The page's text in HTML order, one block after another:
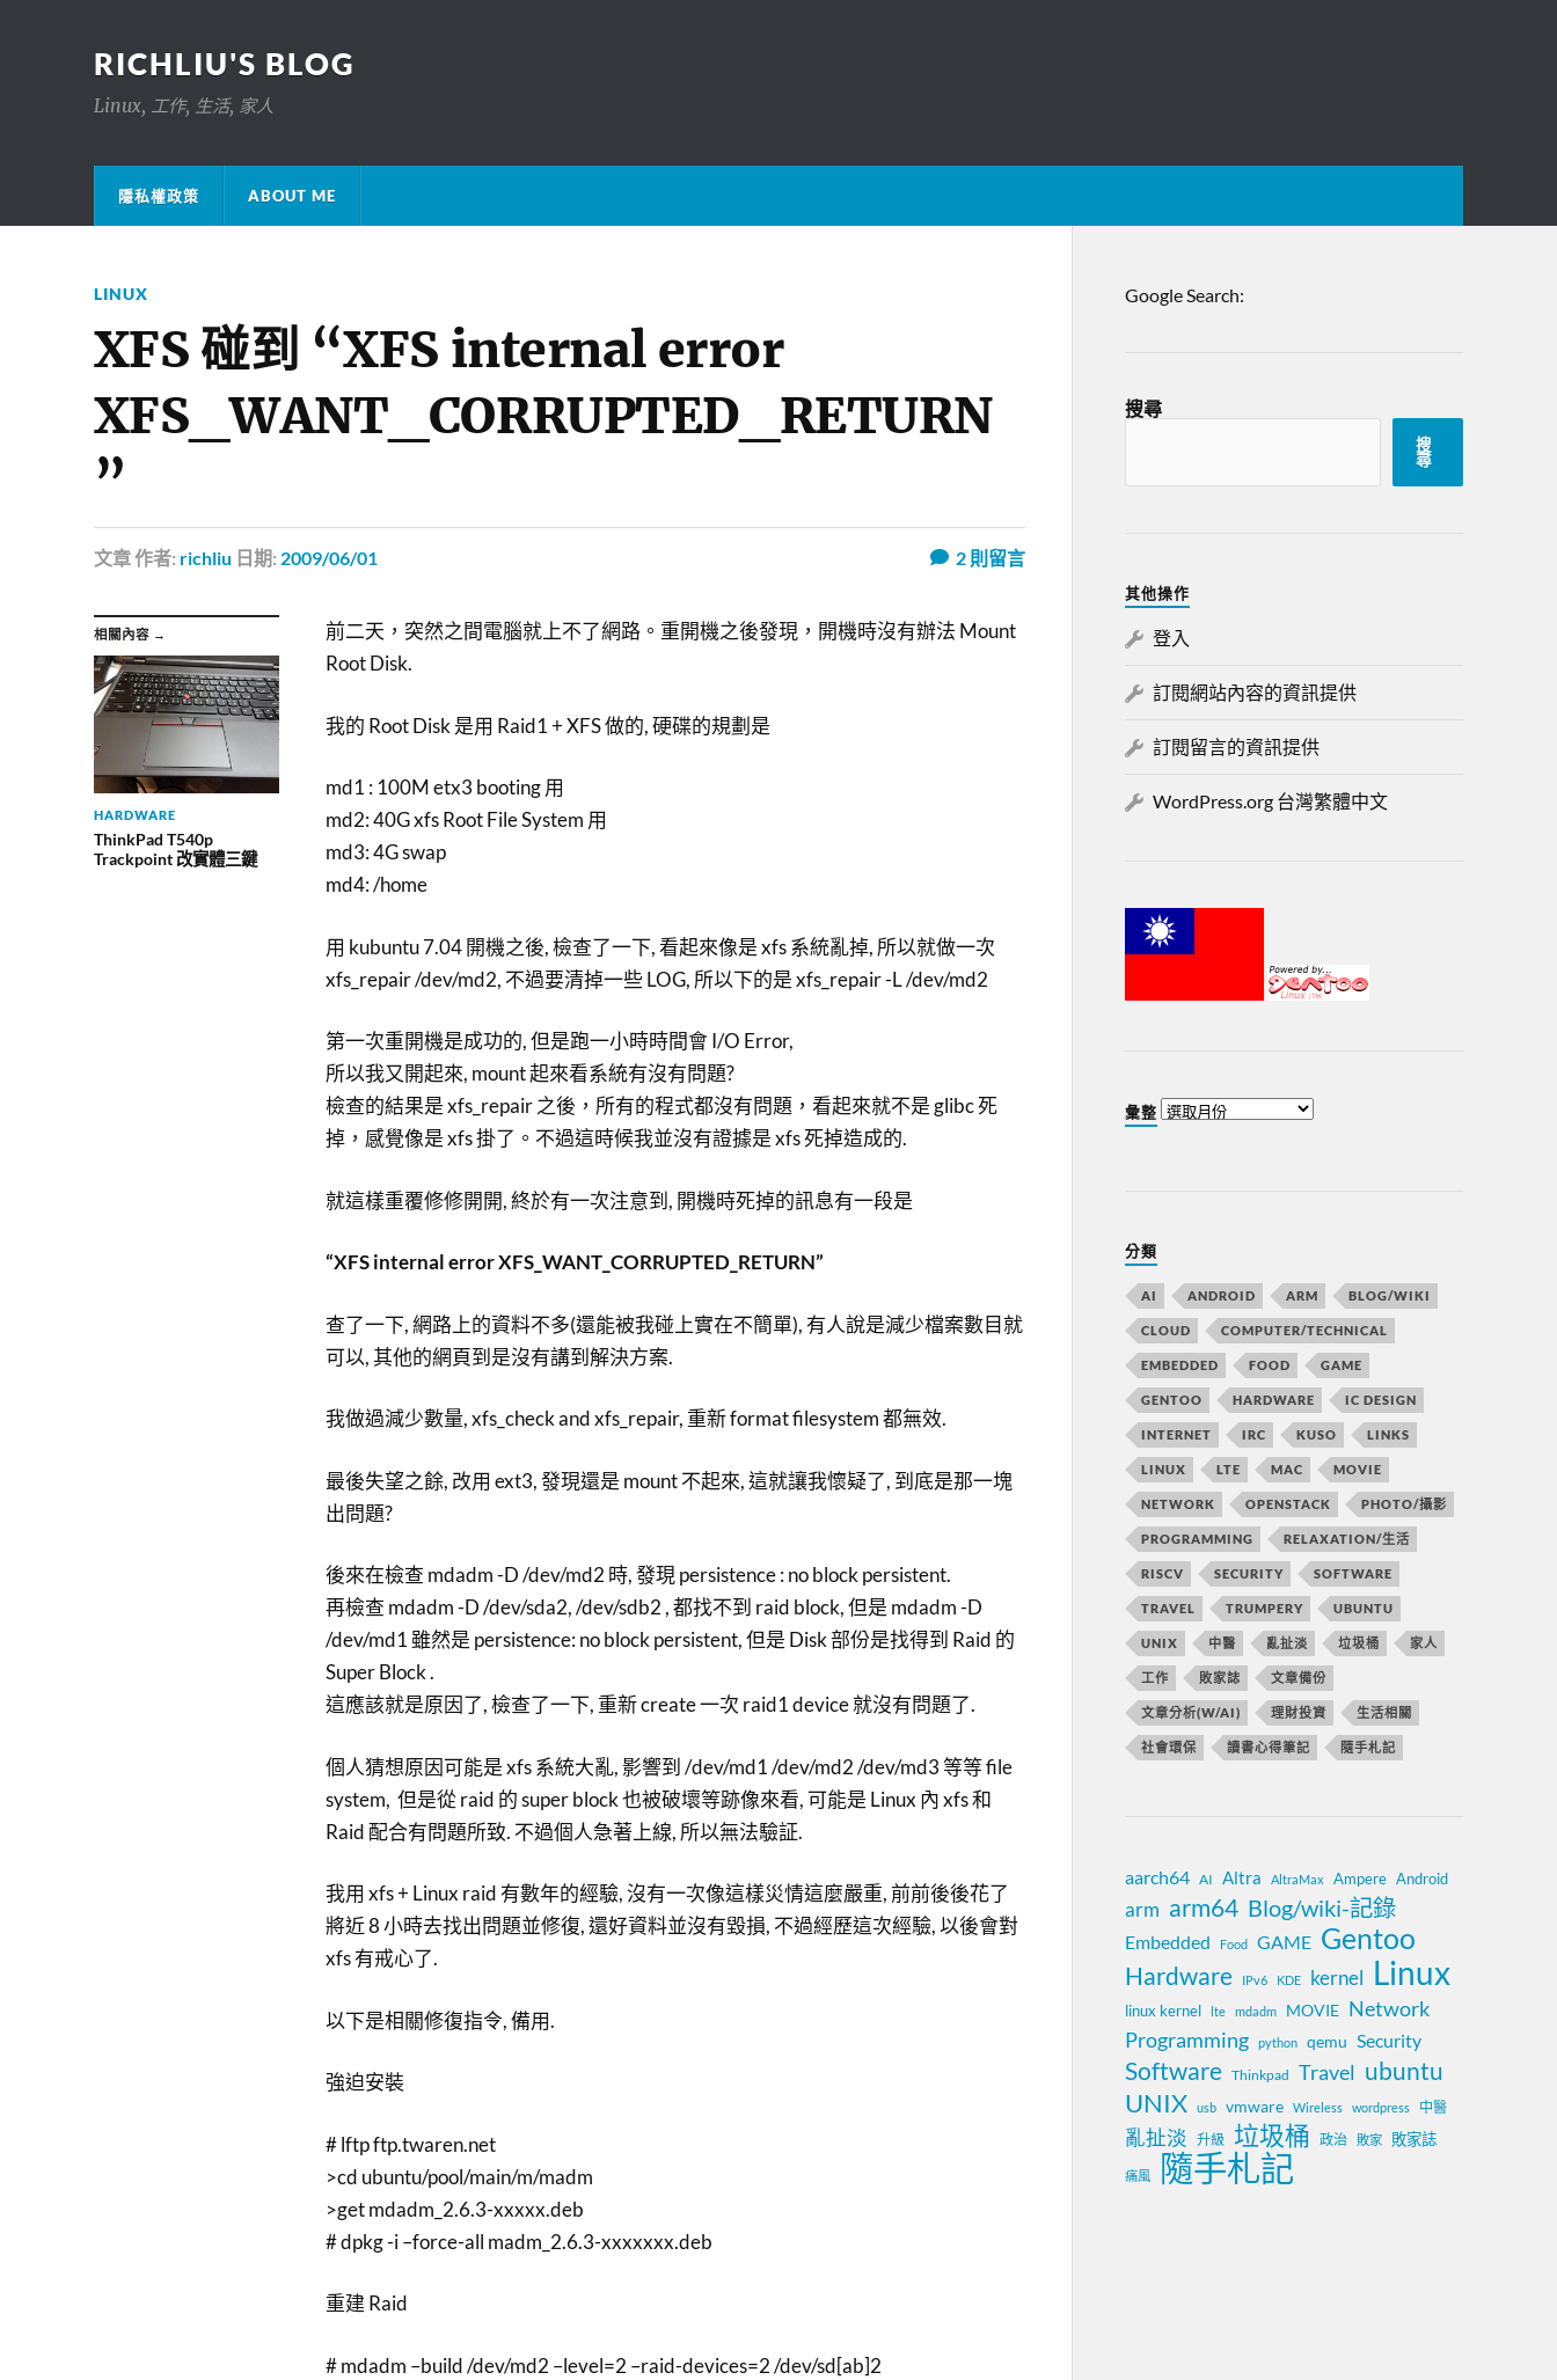
RICHLIU'S BLOG
Linux, 工作, 生活, 家人
隱私權政策 ABOUT ME
LINUX
XFS 碰到 “XFS internal error
XFS_WANT_CORRUPTED_RETURN
”
文章作者: richliu 日期: 2009/06/01 2則留言
相關內容 →
HARDWARE
ThinkPad T540p
Trackpoint 改實體三鍵
前二天，突然之間電腦就上不了網路。重開機之後發現，開機時沒有辦法 Mount
Root Disk.
我的 Root Disk 是用 Raid1 + XFS 做的, 硬碟的規劃是
md1 : 100M etx3 booting 用
md2: 40G xfs Root File System 用
md3: 4G swap
md4: /home
用 kubuntu 7.04 開機之後, 檢查了一下, 看起來像是 xfs 系統亂掉, 所以就做一次
xfs_repair /dev/md2, 不過要清掉一些 LOG, 所以下的是 xfs_repair -L /dev/md2
第一次重開機是成功的, 但是跑一小時時間會 I/O Error,
所以我又開起來, mount 起來看系統有沒有問題?
檢查的結果是 xfs_repair 之後，所有的程式都沒有問題，看起來就不是 glibc 死
掉，感覺像是 xfs 掛了。不過這時候我並沒有證據是 xfs 死掉造成的.
就這樣重覆修修開開, 終於有一次注意到, 開機時死掉的訊息有一段是
“XFS internal error XFS_WANT_CORRUPTED_RETURN”
查了一下, 網路上的資料不多(還能被我碰上實在不簡單), 有人說是減少檔案數目就
可以, 其他的網頁到是沒有講到解決方案.
我做過減少數量, xfs_check and xfs_repair, 重新 format filesystem 都無效.
最後失望之餘, 改用 ext3, 發現還是 mount 不起來, 這就讓我懷疑了, 到底是那一塊
出問題?
後來在檢查 mdadm -D /dev/md2 時, 發現 persistence : no block persistent.
再檢查 mdadm -D /dev/sda2, /dev/sdb2 , 都找不到 raid block, 但是 mdadm -D
/dev/md1 雖然是 persistence: no block persistent, 但是 Disk 部份是找得到 Raid 的
Super Block .
這應該就是原因了, 檢查了一下, 重新 create 一次 raid1 device 就沒有問題了.
個人猜想原因可能是 xfs 系統大亂, 影響到 /dev/md1 /dev/md2 /dev/md3 等等 file
system, 但是從 raid 的 super block 也被破壞等跡像來看, 可能是 Linux 內 xfs 和
Raid 配合有問題所致. 不過個人急著上線, 所以無法驗証.
我用 xfs + Linux raid 有數年的經驗, 沒有一次像這樣災情這麼嚴重, 前前後後花了
將近 8 小時去找出問題並修復, 還好資料並沒有毀損, 不過經歷這次經驗, 以後會對
xfs 有戒心了.
以下是相關修復指令, 備用.
強迫安裝
# lftp ftp.twaren.net
>cd ubuntu/pool/main/m/madm
>get mdadm_2.6.3-xxxxx.deb
# dpkg -i –force-all madm_2.6.3-xxxxxxx.deb
重建 Raid
# mdadm –build /dev/md2 –level=2 –raid-devices=2 /dev/sd[ab]2
Google Search:
搜尋
搜
尋
其他操作
登入
訂閱網站內容的資訊提供
訂閱留言的資訊提供
WordPress.org 台灣繁體中文
彙整
分類
AI ANDROID ARM BLOG/WIKI
CLOUD COMPUTER/TECHNICAL
EMBEDDED FOOD GAME
GENTOO HARDWARE IC DESIGN
INTERNET IRC KUSO LINKS
LINUX LTE MAC MOVIE
NETWORK OPENSTACK PHOTO/攝影
PROGRAMMING RELAXATION/生活
RISCV SECURITY SOFTWARE
TRAVEL TRUMPERY UBUNTU
UNIX 中醫 亂扯淡 垃圾桶 家人
工作 敗家誌 文章備份
文章分析(W/AI) 理財投資 生活相關
社會環保 讀書心得筆記 隨手札記
aarch64 AI Altra AltraMax Ampere Android
arm arm64 Blog/wiki-記錄
Embedded Food GAME Gentoo
Hardware IPv6 KDE kernel Linux
linux kernel lte mdadm MOVIE Network
Programming
python qemu Security
Software Thinkpad Travel ubuntu
UNIX usb vmware Wireless wordpress 中醫
亂扯淡 升級 垃圾桶 政治 敗家 敗家誌
痛風 隨手札記